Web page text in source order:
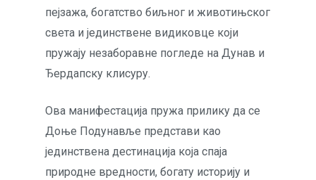
пејзажа, богатство биљног и животињског
света и јединствене видиковце који
пружају незаборавне погледе на Дунав и
Ђердапску клисуру.
Ова манифестација пружа прилику да се
Доње Подунавље представи као
јединствена дестинација која спаја
природне вредности, богату историју и